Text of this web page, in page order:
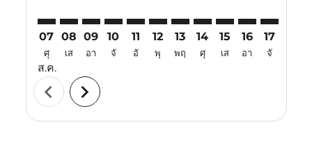
07
ศุ
ส.ค.
08
เส
09
อา
10
จั
11
อั
12
พุ
13
พฤ
14
ศุ
15
เส
16
อา
17
จั
chevron_left chevron_right